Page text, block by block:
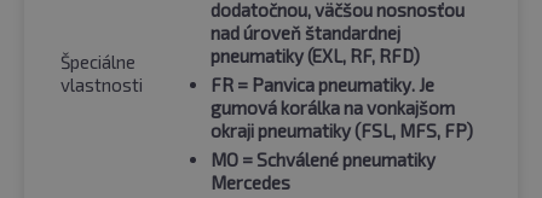
Špeciálne
vlastnosti
dodatočnou, väčšou nosnosťou
nad úroveň štandardnej
pneumatiky (EXL, RF, RFD)
FR = Panvica pneumatiky. Je
gumová korálka na vonkajšom
okraji pneumatiky (FSL, MFS, FP)
MO = Schválené pneumatiky
Mercedes